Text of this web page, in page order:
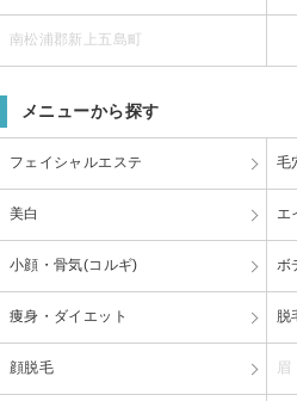
南松浦郡新上五島町
メニューから探す
フェイシャルエステ 毛
美白 エ
小顔・骨気(コルギ) ボ
痩身・ダイエット 脱
顔脱毛 眉